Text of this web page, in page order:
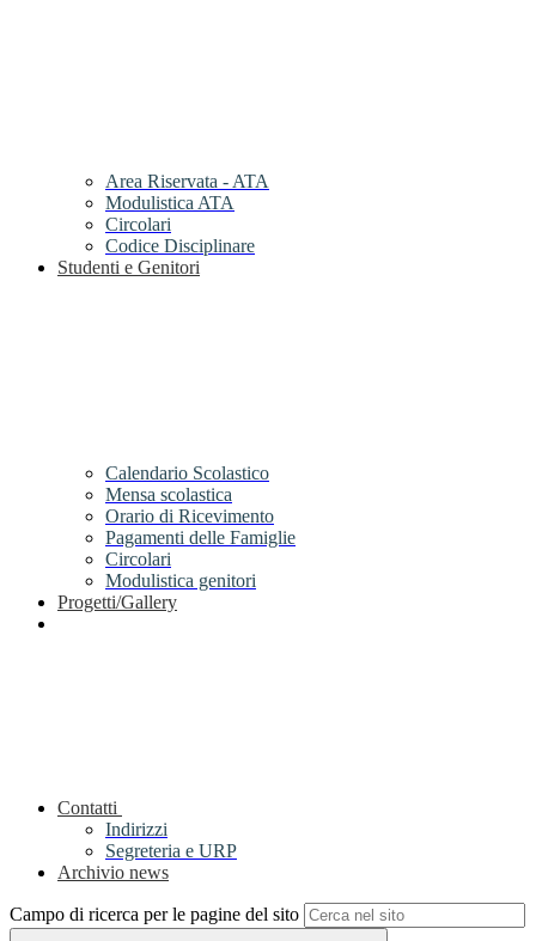
Area Riservata - ATA
Modulistica ATA
Circolari
Codice Disciplinare
Studenti e Genitori
Calendario Scolastico
Mensa scolastica
Orario di Ricevimento
Pagamenti delle Famiglie
Circolari
Modulistica genitori
Progetti/Gallery
Contatti
Indirizzi
Segreteria e URP
Archivio news
Campo di ricerca per le pagine del sito